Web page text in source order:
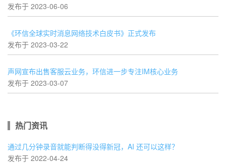
发布于 2023-06-06
《环信全球实时消息网络技术白皮书》正式发布
发布于 2023-03-22
声网宣布出售客服云业务，环信进一步专注IM核心业务
发布于 2023-03-07
热门资讯
通过几分钟录音就能判断得没得新冠，AI 还可以这样？
发布于 2022-04-24